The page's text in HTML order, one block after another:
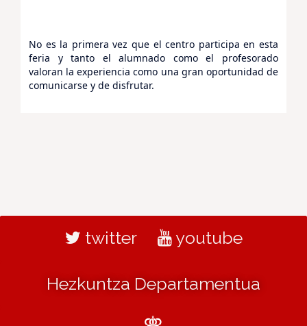
No es la primera vez que el centro participa en esta
feria y tanto el alumnado como el profesorado
valoran la experiencia como una gran oportunidad de
comunicarse y de disfrutar.
twitter youtube
Hezkuntza Departamentua